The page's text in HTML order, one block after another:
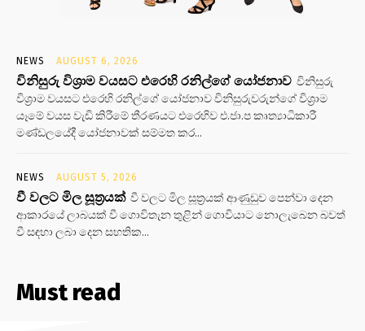
NEWS AUGUST 6, 2026
විනිසුරු විශ්‍රාම වයසට එරෙහි රනිල්ගේ යෝජනාව විනිසුරු
විශ්‍රාම වයසට එරෙහි රනිල්ගේ යෝජනාව විනිසුරුවරුන්ගේ විශ්‍රාම
යෑමේ වයස වැඩි කිරීමේ තීරණයට එරෙහිව එ.ජා.ප කෘත්‍යාධිකාරී
මණ්ඩලයේදී යෝජනාවක් සම්මත කර...
NEWS AUGUST 5, 2026
වී වලට මිල සූත්‍රයක් වී වලට මිල සූත්‍රයක් ආණුඩුව පෙන්වා දෙන
ආකාරයේ ලාබයක් වී ගොවිතැන තුළින් ගොවියාට නොලැබෙන බවත්
වී සඳහා ලබා දෙන සහතික...
Must read